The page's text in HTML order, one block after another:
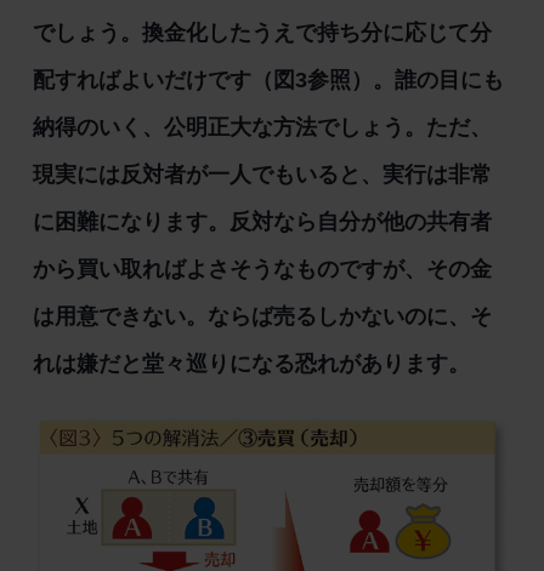
でしょう。換金化したうえで持ち分に応じて分
配すればよいだけです（図3参照）。誰の目にも
納得のいく、公明正大な方法でしょう。ただ、
現実には反対者が一人でもいると、実行は非常
に困難になります。反対なら自分が他の共有者
から買い取ればよさそうなものですが、その金
は用意できない。ならば売るしかないのに、そ
れは嫌だと堂々巡りになる恐れがあります。